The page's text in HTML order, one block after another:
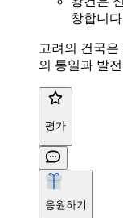
창합니
고려의 건국
의 통일과 발
평가
응원하기